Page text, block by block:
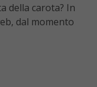
della carota? In
dal momento